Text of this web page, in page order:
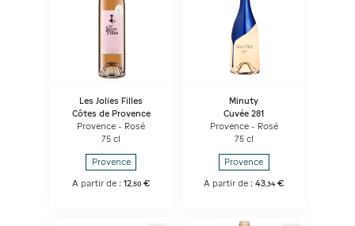
Les Jolies Filles
Côtes de Provence
Provence - Rosé
75 cl
Provence
A partir de :12 ,50 €
Minuty
Cuvée 281
Provence - Rosé
75 cl
Provence
A partir de :43 ,34 €